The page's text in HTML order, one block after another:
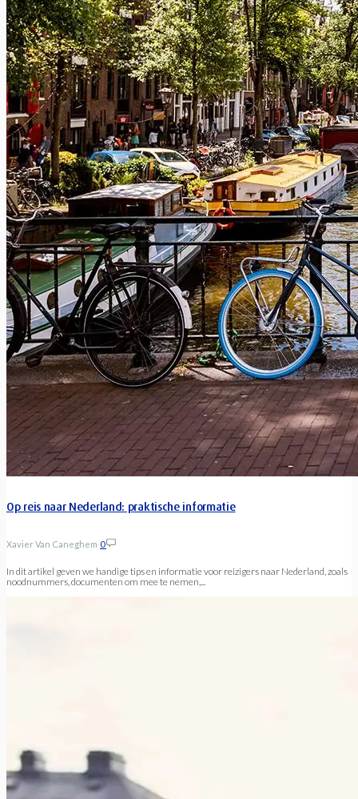
Op reis naar Nederland: praktische informatie
Xavier Van Caneghem 0
In dit artikel geven we handige tips en informatie voor reizigers naar Nederland, zoals
noodnummers, documenten om mee te nemen,...